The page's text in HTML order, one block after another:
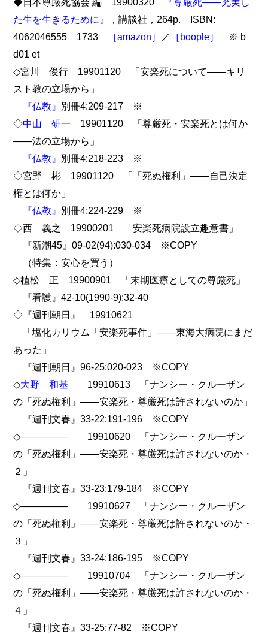
た生を生きるために』
，講談社，264p. ISBN:
4062046555 1733
［amazon］ ／ ［boople］
※ b
d01 et
◇宮川 俊行 19901120 「安楽死について――キリ
スト教の立場から」
『仏教』 別冊4:209-217 ※
◇中山 研一 19901120 「尊厳死・安楽死とは何か
――法の立場から」
『仏教』 別冊4:218-223 ※
◇宮野 彬 19901120 「「死ぬ権利」――自己決定
権とは何か」
『仏教』 別冊4:224-229 ※
◇西 義之 19900201 「安楽死病院設立趣意書」
『新潮45』09-02(94):030-034 ※COPY
（特集：安心を買う）
◇植松 正 19900901 「末期医療としての尊厳死」
『看護』42-10(1990-9):32-40
◇『週刊朝日』 19910621
「塩化カリウム「安楽死事件」――東海大病院にまだ
あった」
『週刊朝日』96-25:020-023 ※COPY
◇大野 和基 19910613 「ナンシー・クルーザン
の「死ぬ権利」――安楽死・尊厳死は許されないのか」
『週刊文春』33-22:191-196 ※COPY
◇――――― 19910620 「ナンシー・クルーザン
の「死ぬ権利」――安楽死・尊厳死は許されないのか・
２」
『週刊文春』33-23:179-184 ※COPY
◇――――― 19910627 「ナンシー・クルーザン
の「死ぬ権利」――安楽死・尊厳死は許されないのか・
３」
『週刊文春』33-24:186-195 ※COPY
◇――――― 19910704 「ナンシー・クルーザン
の「死ぬ権利」――安楽死・尊厳死は許されないのか・
４」
『週刊文春』33-25:77-82 ※COPY